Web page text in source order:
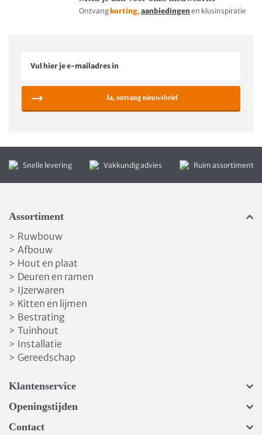
Ontvang korting,aanbiedingen en klusinspiratie
Ja, ontvang nieuwsbrief
Snelle levering Vakkundig advies Ruim assortiment
Assortiment
> Ruwbouw
> Afbouw
> Hout en plaat
> Deuren en ramen
> IJzerwaren
> Kitten en lijmen
> Bestrating
> Tuinhout
> Installatie
> Gereedschap
Klantenservice
Openingstijden
Contact